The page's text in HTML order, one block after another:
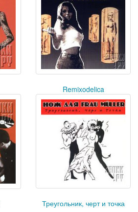
Remixodelica
Треугольник, черт и точка